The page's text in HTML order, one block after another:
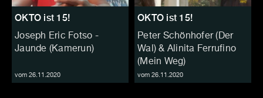
OKTO ist 15!
Joseph Eric Fotso -
Jaunde (Kamerun)
vom 26.11.2020
OKTO ist 15!
Peter Schönhofer (Der
Wal) & Alinita Ferrufino
(Mein Weg)
vom 26.11.2020